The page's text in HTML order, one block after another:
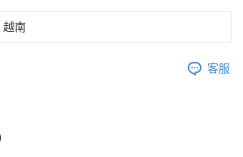
越南
客服